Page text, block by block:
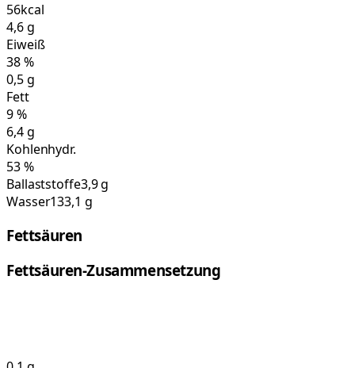
56kcal
4,6g
Eiweiß
38%
0,5g
Fett
9%
6,4g
Kohlenhydr.
53%
Ballaststoffe3,9 g
Wasser133,1 g
Fettsäuren
Fettsäuren-Zusammensetzung